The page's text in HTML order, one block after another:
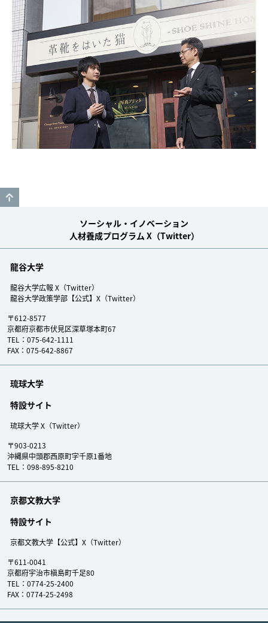
ソーシャル・イノベーション
人材養成プログラム X（Twitter）
龍谷大学
龍谷大学広報 X（Twitter）
龍谷大学政策学部【公式】X（Twitter）
〒612-8577
京都府京都市伏見区深草塚本町67
TEL：075-642-1111
FAX：075-642-8867
琉球大学
特設サイト
琉球大学 X（Twitter）
〒903-0213
沖縄県中頭郡西原町字千原1番地
TEL：098-895-8210
京都文教大学
特設サイト
京都文教大学【公式】X（Twitter）
〒611-0041
京都府宇治市槇島町千足80
TEL：0774-25-2400
FAX：0774-25-2498